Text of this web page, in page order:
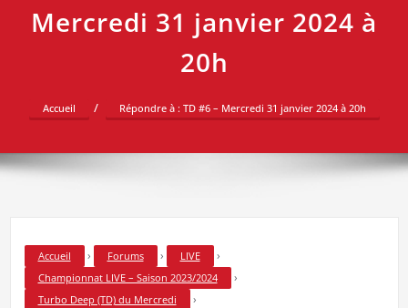
Mercredi 31 janvier 2024 à
20h
Accueil Répondre à : TD #6 – Mercredi 31 janvier 2024 à 20h
Accueil › Forums › LIVE ›
Championnat LIVE – Saison 2023/2024 ›
Turbo Deep (TD) du Mercredi ›